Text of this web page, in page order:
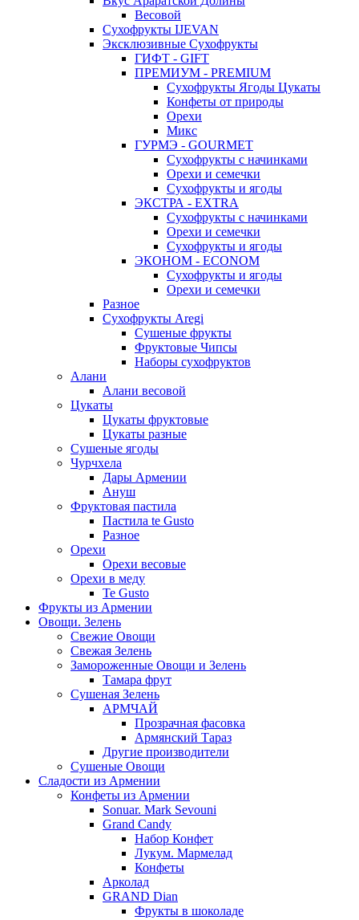
Весовой
Сухофрукты IJEVAN
Эксклюзивные Сухофрукты
ГИФТ - GIFT
ПРЕМИУМ - PREMIUM
Сухофрукты Ягоды Цукаты
Конфеты от природы
Орехи
Микс
ГУРМЭ - GOURMET
Сухофрукты с начинками
Орехи и семечки
Сухофрукты и ягоды
ЭКСТРА - EXTRA
Сухофрукты с начинками
Орехи и семечки
Сухофрукты и ягоды
ЭКОНОМ - ECONOM
Сухофрукты и ягоды
Орехи и семечки
Разное
Сухофрукты Aregi
Сушеные фрукты
Фруктовые Чипсы
Наборы сухофруктов
Алани
Алани весовой
Цукаты
Цукаты фруктовые
Цукаты разные
Сушеные ягоды
Чурчхела
Дары Армении
Ануш
Фруктовая пастила
Пастила te Gusto
Разное
Орехи
Орехи весовые
Орехи в меду
Te Gusto
Фрукты из Армении
Овощи. Зелень
Свежие Овощи
Свежая Зелень
Замороженные Овощи и Зелень
Тамара фрут
Сушеная Зелень
АРМЧАЙ
Прозрачная фасовка
Армянский Тараз
Другие производители
Сушеные Овощи
Сладости из Армении
Конфеты из Армении
Sonuar. Mark Sevouni
Grand Candy
Набор Конфет
Лукум. Мармелад
Конфеты
Арколад
GRAND Dian
Фрукты в шоколаде